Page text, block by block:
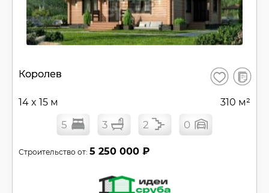
Сбросить
Королев Сохранить
В
14 x 15 м 310 м²
5 3 2 0
Строительство от: 5 250 000 ₽